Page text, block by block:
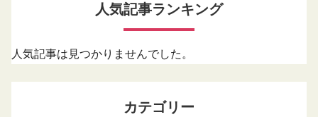
人気記事ランキング
人気記事は見つかりませんでした。
カテゴリー